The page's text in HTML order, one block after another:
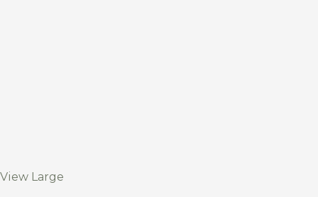
View Large